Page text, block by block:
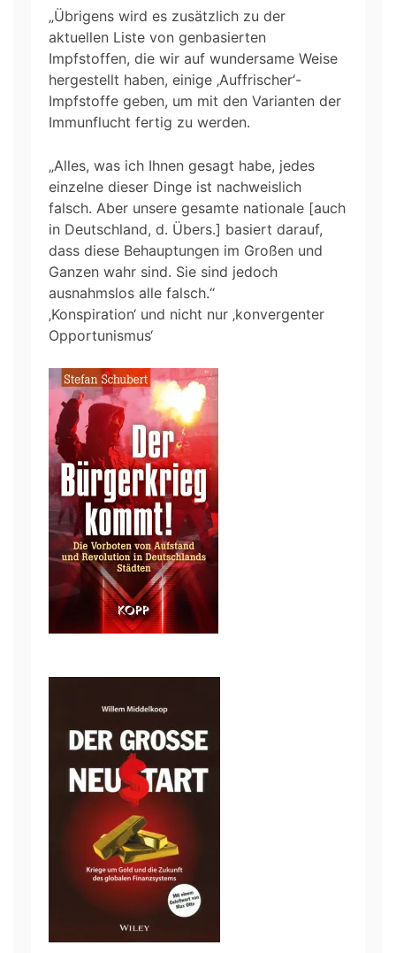
„Übrigens wird es zusätzlich zu der
aktuellen Liste von genbasierten
Impfstoffen, die wir auf wundersame Weise
hergestellt haben, einige ‚Auffrischer‘-
Impfstoffe geben, um mit den Varianten der
Immunflucht fertig zu werden.
„Alles, was ich Ihnen gesagt habe, jedes
einzelne dieser Dinge ist nachweislich
falsch. Aber unsere gesamte nationale [auch
in Deutschland, d. Übers.] basiert darauf,
dass diese Behauptungen im Großen und
Ganzen wahr sind. Sie sind jedoch
ausnahmslos alle falsch.“
‚Konspiration‘ und nicht nur ‚konvergenter
Opportunismus‘